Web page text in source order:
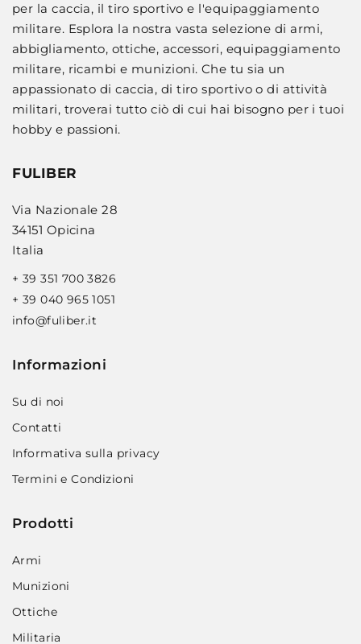
per la caccia, il tiro sportivo e l'equipaggiamento
militare. Esplora la nostra vasta selezione di armi,
abbigliamento, ottiche, accessori, equipaggiamento
militare, ricambi e munizioni. Che tu sia un
appassionato di caccia, di tiro sportivo o di attività
militari, troverai tutto ciò di cui hai bisogno per i tuoi
hobby e passioni.
FULIBER
Via Nazionale 28
34151 Opicina
Italia
+ 39 351 700 3826
+ 39 040 965 1051
info@fuliber.it
Informazioni
Su di noi
Contatti
Informativa sulla privacy
Termini e Condizioni
Prodotti
Armi
Munizioni
Ottiche
Militaria